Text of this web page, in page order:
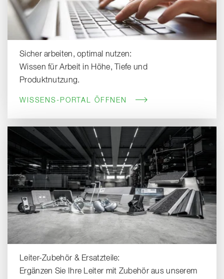
Sicher arbeiten, optimal nutzen:
Wissen für Arbeit in Höhe, Tiefe und
Produktnutzung.
WISSENS-PORTAL ÖFFNEN
Leiter-Zubehör & Ersatzteile:
Ergänzen Sie Ihre Leiter mit Zubehör aus unserem